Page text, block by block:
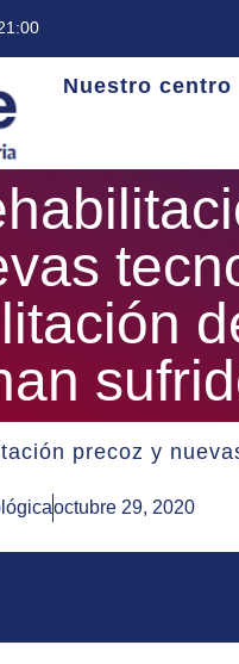
Nuestro centro
precoz y
octubre 29, 2020